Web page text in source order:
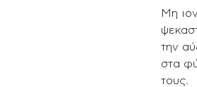
Μη
την
στα
τους.